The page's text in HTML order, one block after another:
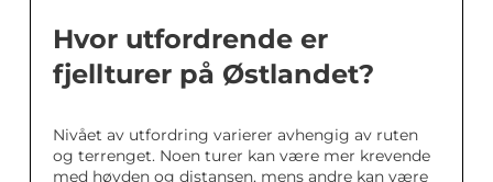
Hvor utfordrende er
fjellturer på Østlandet?
Nivået av utfordring varierer avhengig av ruten
og terrenget. Noen turer kan være mer krevende
med høyden og distansen, mens andre kan være